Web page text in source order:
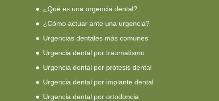
¿Qué es una urgencia dental?
¿Cómo actuar ante una urgencia?
Urgencias dentales más comunes
Urgencia dental por traumatismo
Urgencia dental por prótesis dental
Urgencia dental por implante dental
Urgencia dental por ortodoncia